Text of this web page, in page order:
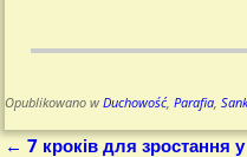
Opublikowano w Duchowość ,Parafia
← 7 кроків для зростання у